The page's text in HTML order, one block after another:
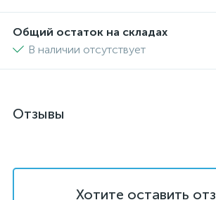
Общий остаток на складах
В наличии отсутствует
Отзывы
Хотите оставить